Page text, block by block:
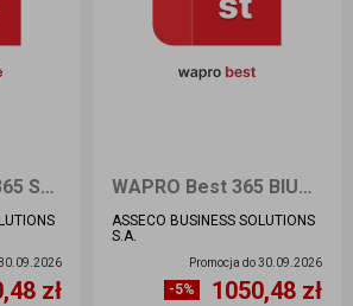
WAPRO Aukcje 365 START 1000 Przedłużenie
zł
WAPRO Best 365 BIURO 100 Przedłużenie
ASSECO BUSINESS SOLUTIONS
S.A.
Promocja do30.09.2026
-5% 1050,48 zł
Ilość sztuk